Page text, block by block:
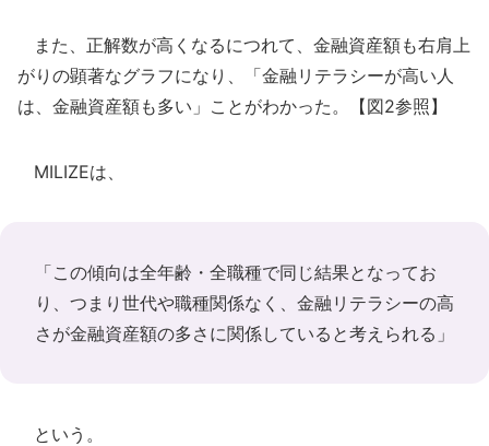
また、正解数が高くなるにつれて、金融資産額も右肩上
がりの顕著なグラフになり、「金融リテラシーが高い人
は、金融資産額も多い」ことがわかった。【図2参照】
MILIZEは、
「この傾向は全年齢・全職種で同じ結果となってお
り、つまり世代や職種関係なく、金融リテラシーの高
さが金融資産額の多さに関係していると考えられる」
という。